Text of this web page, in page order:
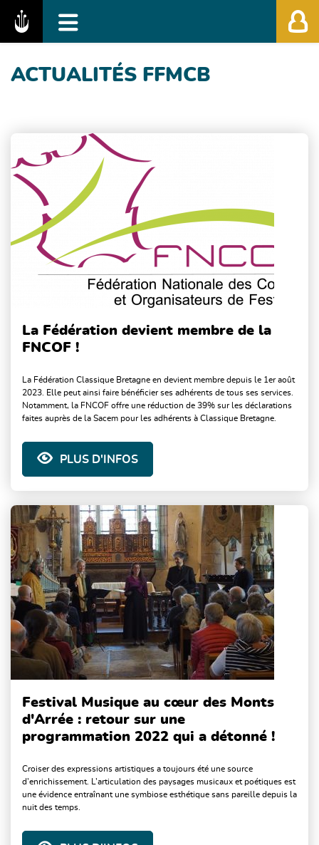
Fédération des Festivals de Musique
ACTUALITÉS FFMCB
La Fédération devient membre de la
FNCOF !
La Fédération Classique Bretagne en devient membre depuis le 1er août
2023. Elle peut ainsi faire bénéficier ses adhérents de tous ses services.
Notamment, la FNCOF offre une réduction de 39% sur les déclarations
faites auprès de la Sacem pour les adhérents à Classique Bretagne.
PLUS D'INFOS
Festival Musique au cœur des Monts
d'Arrée : retour sur une
programmation 2022 qui a détonné !
Croiser des expressions artistiques a toujours été une source
d’enrichissement. L’articulation des paysages musicaux et poétiques est
une évidence entraînant une symbiose esthétique sans pareille depuis la
nuit des temps.